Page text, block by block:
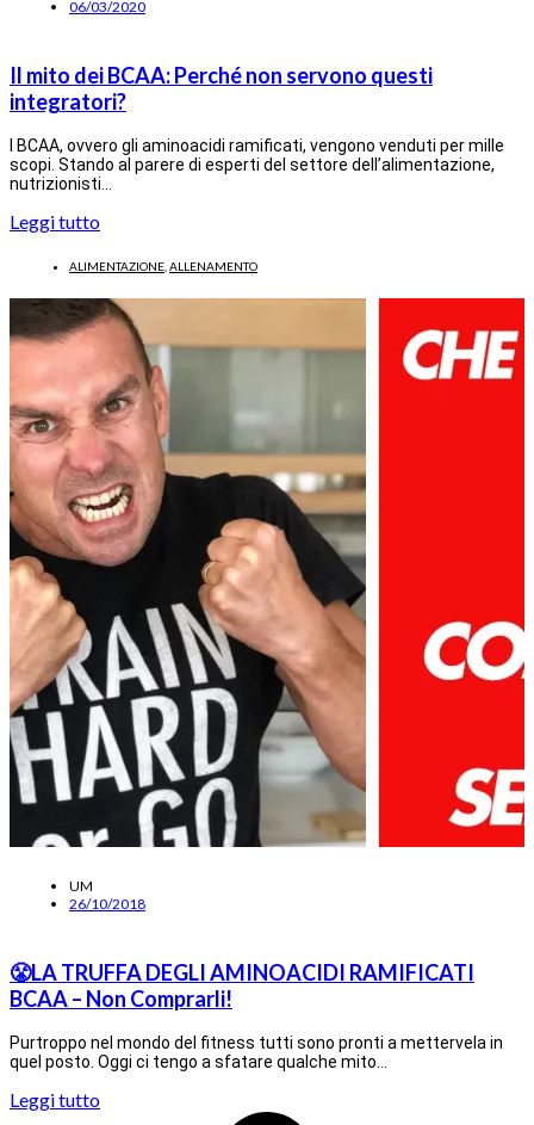
06/03/2020
Il mito dei BCAA: Perché non servono questi
integratori?
I BCAA, ovvero gli aminoacidi ramificati, vengono venduti per mille
scopi. Stando al parere di esperti del settore dell’alimentazione,
nutrizionisti…
Leggi tutto
ALIMENTAZIONE ALLENAMENTO
UM
26/10/2018
😤LA TRUFFA DEGLI AMINOACIDI RAMIFICATI
BCAA – Non Comprarli!
Purtroppo nel mondo del fitness tutti sono pronti a mettervela in
quel posto. Oggi ci tengo a sfatare qualche mito…
Leggi tutto